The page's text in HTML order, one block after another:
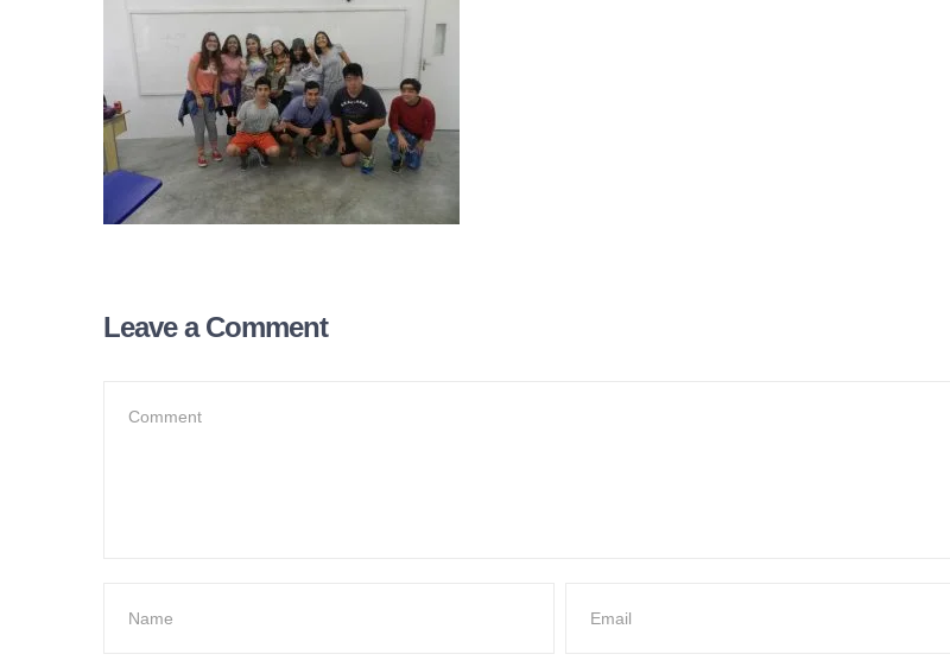
Leave a Comment